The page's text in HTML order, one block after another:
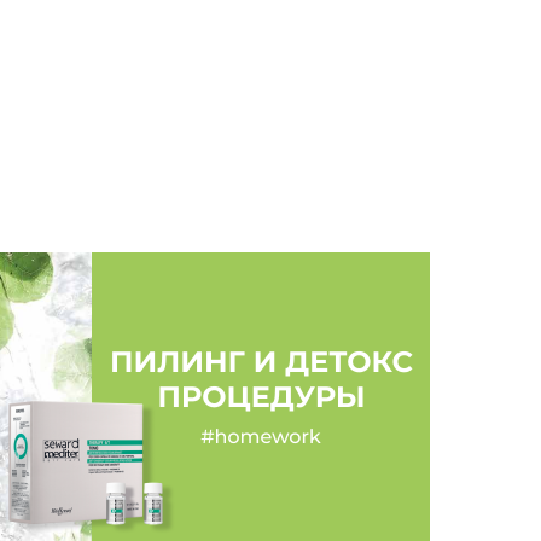
от обновлённой маски ALCHEMY
маслами. Этот продукт из линейки
Он даёт быстрое и мощное